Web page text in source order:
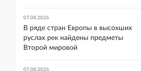
07.08.2026
В ряде стран Европы в высохших
руслах рек найдены предметы
Второй мировой
07.08.2026